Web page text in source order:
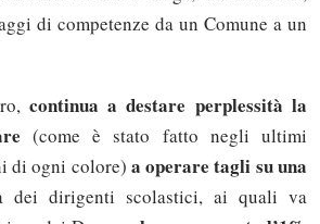
di competenze da un Comune a un
continua a destare perplessità la
(come è stato fatto negli ultimi
di ogni colore) a operare tagli su una
dei dirigenti scolastici, ai quali va